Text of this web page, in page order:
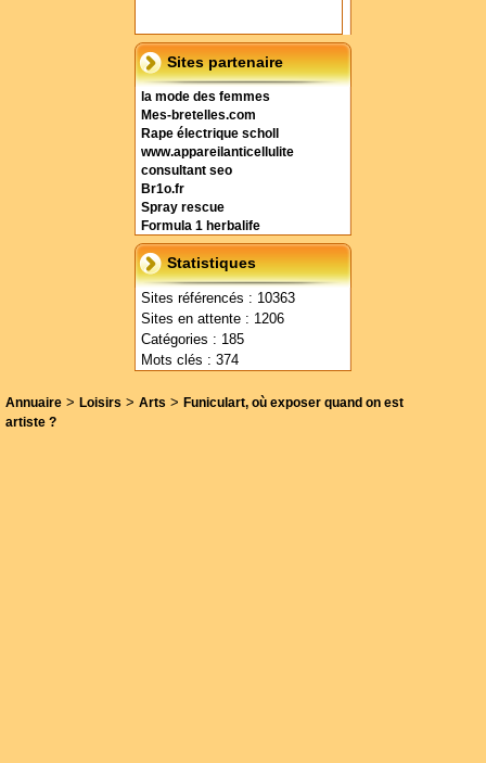
Sites partenaire
la mode des femmes
Mes-bretelles.com
Rape électrique scholl
www.appareilanticellulite
consultant seo
Br1o.fr
Spray rescue
Formula 1 herbalife
Statistiques
Sites référencés : 10363
Sites en attente : 1206
Catégories : 185
Mots clés : 374
Annuaire > Loisirs > Arts > Funiculart, où exposer quand on est
artiste ?